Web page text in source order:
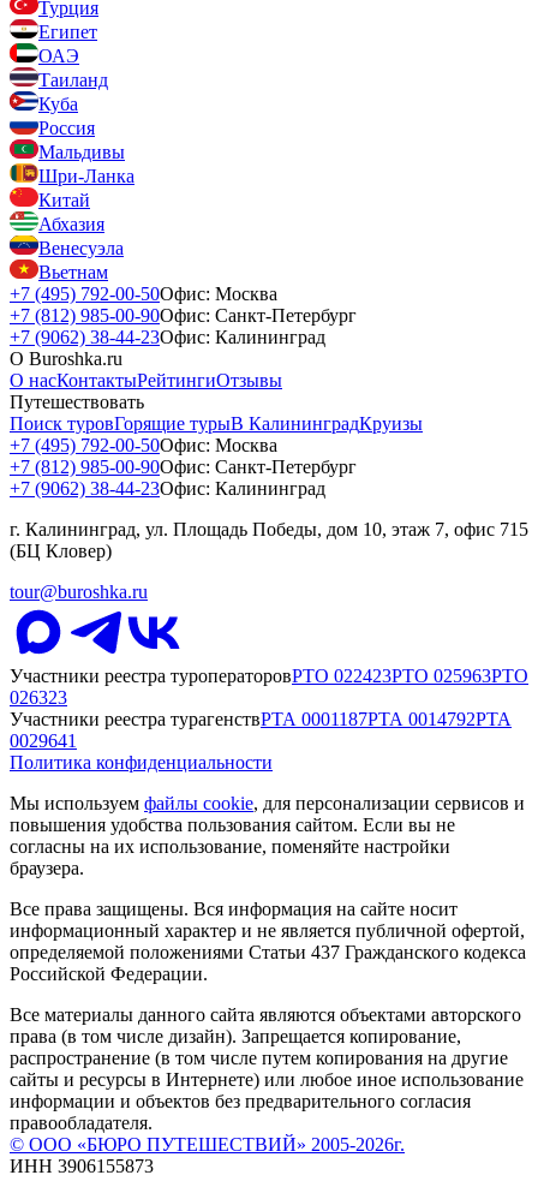
Турция
Египет
ОАЭ
Таиланд
Куба
Россия
Мальдивы
Шри-Ланка
Китай
Абхазия
Венесуэла
Вьетнам
+7 (495) 792-00-50Офис: Москва
+7 (812) 985-00-90Офис: Санкт-Петербург
+7 (9062) 38-44-23Офис: Калининград
О Buroshka.ru
О насКонтактыРейтингиОтзывы
Путешествовать
Поиск туровГорящие турыВ КалининградКруизы
+7 (495) 792-00-50Офис: Москва
+7 (812) 985-00-90Офис: Санкт-Петербург
+7 (9062) 38-44-23Офис: Калининград
г. Калининград, ул. Площадь Победы, дом 10, этаж 7, офис 715
(БЦ Кловер)
tour@buroshka.ru
Участники реестра туроператоровРТО 022423РТО 025963РТО
026323
Участники реестра турагенствРТА 0001187РТА 0014792РТА
0029641
Политика конфиденциальности
Мы используем файлы cookie, для персонализации сервисов и
повышения удобства пользования сайтом. Если вы не
согласны на их использование, поменяйте настройки
браузера.
Все права защищены. Вся информация на сайте носит
информационный характер и не является публичной офертой,
определяемой положениями Статьи 437 Гражданского кодекса
Российской Федерации.
Все материалы данного сайта являются объектами авторского
права (в том числе дизайн). Запрещается копирование,
распространение (в том числе путем копирования на другие
сайты и ресурсы в Интернете) или любое иное использование
информации и объектов без предварительного согласия
правообладателя.
© ООО «БЮРО ПУТЕШЕСТВИЙ» 2005-2026г.
ИНН 3906155873